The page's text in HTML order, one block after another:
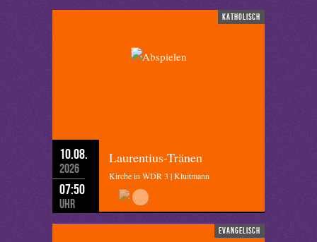
katholisch
10.08.
2026
07:50
Uhr
Laurentius-Tränen
Kirche in WDR 3 | Kluitmann
evangelisch